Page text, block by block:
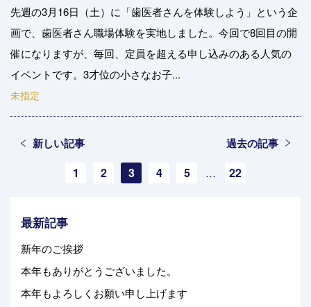
先週の3月16日（土）に「歯医者さんを体験しよう」という企
画で、歯医者さん職場体験を実地しました。今回で8回目の開
催になりますが、毎回、定員を超える申し込みのある人気の
イベントです。3才位の小さなお子...
未指定
新しい記事 過去の記事
1 2 3 4 5 … 22
最新記事
新年のご挨拶
本年もありがとうございました。
本年もよろしくお願い申し上げます